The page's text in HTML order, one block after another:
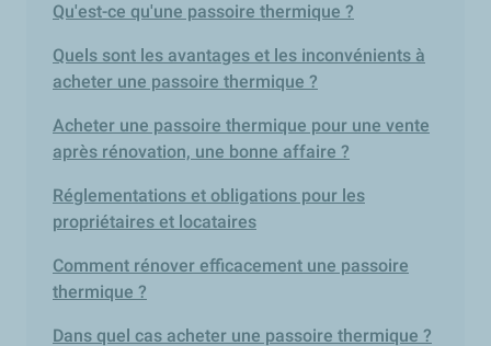
Qu'est-ce qu'une passoire thermique ?
Quels sont les avantages et les inconvénients à
acheter une passoire thermique ?
Acheter une passoire thermique pour une vente
après rénovation, une bonne affaire ?
Réglementations et obligations pour les
propriétaires et locataires
Comment rénover efficacement une passoire
thermique ?
Dans quel cas acheter une passoire thermique ?